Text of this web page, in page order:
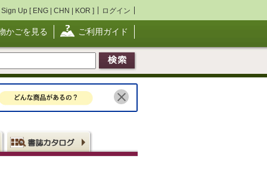
Sign Up [ ENG | CHN | KOR ] ログイン
かごを見る ご利用ガイド